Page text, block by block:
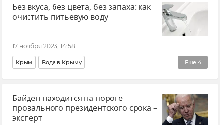
Без вкуса, без цвета, без запаха: как
очистить питьевую воду
17 ноября 2023, 14:58
Еще 4
Крым Вода в Крыму
КФУ (Крымский федеральный университет)
Константин Работягов Мнения Подкасты
Байден находится на пороге
провального президентского срока –
эксперт